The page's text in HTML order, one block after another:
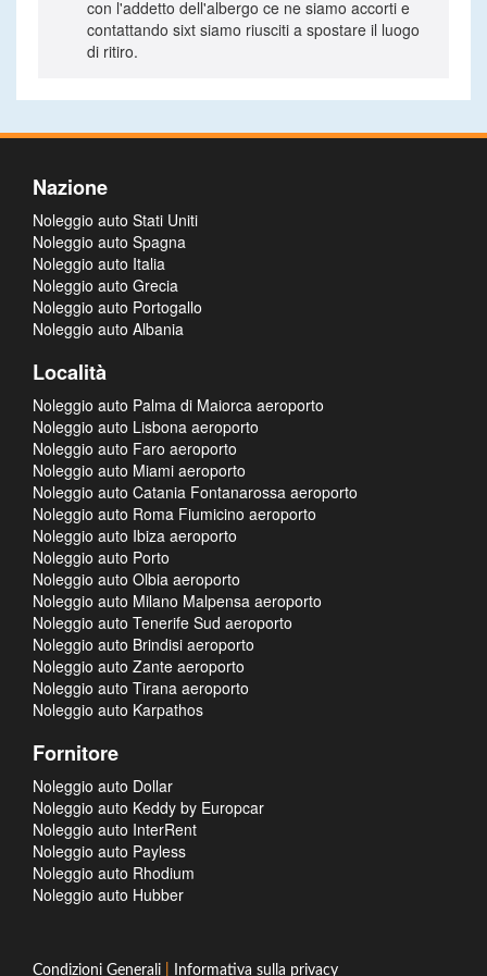
con l'addetto dell'albergo ce ne siamo accorti e
contattando sixt siamo riusciti a spostare il luogo
di ritiro.
Nazione
Noleggio auto Stati Uniti
Noleggio auto Spagna
Noleggio auto Italia
Noleggio auto Grecia
Noleggio auto Portogallo
Noleggio auto Albania
Località
Noleggio auto Palma di Maiorca aeroporto
Noleggio auto Lisbona aeroporto
Noleggio auto Faro aeroporto
Noleggio auto Miami aeroporto
Noleggio auto Catania Fontanarossa aeroporto
Noleggio auto Roma Fiumicino aeroporto
Noleggio auto Ibiza aeroporto
Noleggio auto Porto
Noleggio auto Olbia aeroporto
Noleggio auto Milano Malpensa aeroporto
Noleggio auto Tenerife Sud aeroporto
Noleggio auto Brindisi aeroporto
Noleggio auto Zante aeroporto
Noleggio auto Tirana aeroporto
Noleggio auto Karpathos
Fornitore
Noleggio auto Dollar
Noleggio auto Keddy by Europcar
Noleggio auto InterRent
Noleggio auto Payless
Noleggio auto Rhodium
Noleggio auto Hubber
Condizioni Generali Informativa sulla privacy